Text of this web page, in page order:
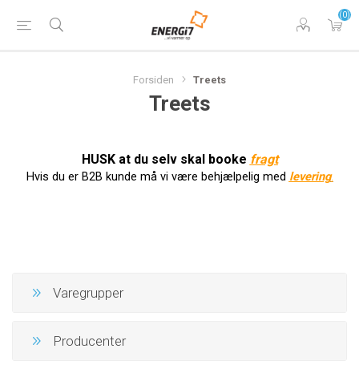
(0)
Forsiden Treets
Treets
HUSK at du selv skal booke fragt
Hvis du er B2B kunde må vi være behjælpelig med levering.
Varegrupper
Producenter